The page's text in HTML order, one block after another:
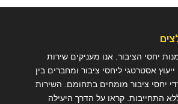
יחסי הציבור. אנו מעניקים שירות
אסטרטגי ליחסי ציבור ומחברים בין
יחסי ציבור מומחים בתחומם. השירות
התחייבות. קראו על הדרך היעילה